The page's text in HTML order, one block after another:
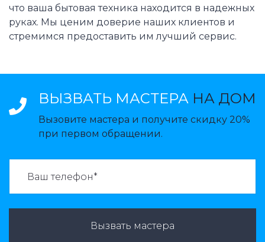
что ваша бытовая техника находится в надежных
руках. Мы ценим доверие наших клиентов и
стремимся предоставить им лучший сервис.
ВЫЗВАТЬ МАСТЕРА НА ДОМ
Вызовите мастера и получите скидку 20%
при первом обращении.
Вызвать мастера